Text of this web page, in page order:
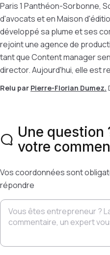
Paris 1 Panthéon-Sorbonne,
d'avocats et en Maison
développé sa plume et ses
rejoint une agence de
tant que Content manager
director. Aujourd'hui, elle est
Relu par Pierre-Florian Dumez.
Une question
votre
Vos coordonnées sont
répondre